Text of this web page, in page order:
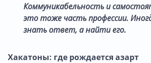
Коммуникабельность и
это тоже часть профессии.
знать ответ, а найти его.
Хакатоны: где рождается азарт